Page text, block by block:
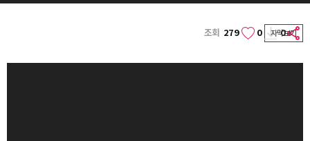
조회 279 0 0
자막보기